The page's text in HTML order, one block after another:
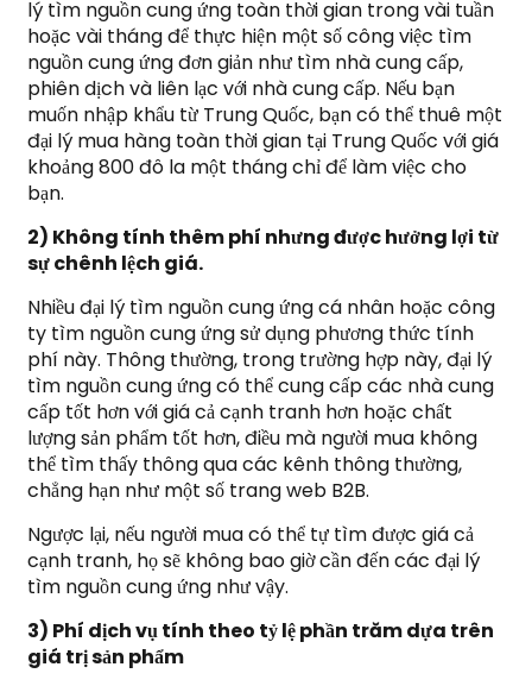
lý tìm nguồn cung ứng toàn thời gian trong vài tuần
hoặc vài tháng để thực hiện một số công việc tìm
nguồn cung ứng đơn giản như tìm nhà cung cấp,
phiên dịch và liên lạc với nhà cung cấp. Nếu bạn
muốn nhập khẩu từ Trung Quốc, bạn có thể thuê một
đại lý mua hàng toàn thời gian tại Trung Quốc với giá
khoảng 800 đô la một tháng chỉ để làm việc cho
bạn.
2) Không tính thêm phí nhưng được hưởng lợi từ
sự chênh lệch giá.
Nhiều đại lý tìm nguồn cung ứng cá nhân hoặc công
ty tìm nguồn cung ứng sử dụng phương thức tính
phí này. Thông thường, trong trường hợp này, đại lý
tìm nguồn cung ứng có thể cung cấp các nhà cung
cấp tốt hơn với giá cả cạnh tranh hơn hoặc chất
lượng sản phẩm tốt hơn, điều mà người mua không
thể tìm thấy thông qua các kênh thông thường,
chẳng hạn như một số trang web B2B.
Ngược lại, nếu người mua có thể tự tìm được giá cả
cạnh tranh, họ sẽ không bao giờ cần đến các đại lý
tìm nguồn cung ứng như vậy.
3) Phí dịch vụ tính theo tỷ lệ phần trăm dựa trên
giá trị sản phẩm